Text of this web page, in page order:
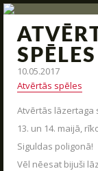
10.05.2017
Atvērtās spēles
Atvērtās lāzertaga
13. un 14. maijā,
Siguldas poligonā!
Vēl nēesat bijuši
ZIŅAS
Jauna arsenāla
interesantas
daudz kas cits